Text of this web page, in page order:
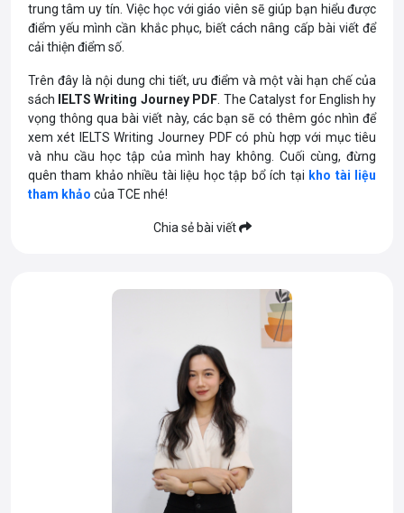
trung tâm uy tín. Việc học với giáo viên sẽ giúp bạn hiểu được
điểm yếu mình cần khắc phục, biết cách nâng cấp bài viết để
cải thiện điểm số.
Trên đây là nội dung chi tiết, ưu điểm và một vài hạn chế của
sách
IELTS Writing Journey PDF . The Catalyst for English hy
vọng thông qua bài viết này, các bạn sẽ có thêm góc nhìn để
xem xét IELTS Writing Journey PDF có phù hợp với mục tiêu
và nhu cầu học tập của mình hay không. Cuối cùng, đừng
quên tham khảo nhiều tài liệu học tập bổ ích tại kho tài liệu
tham khảo của TCE nhé!
Chia sẻ bài viết